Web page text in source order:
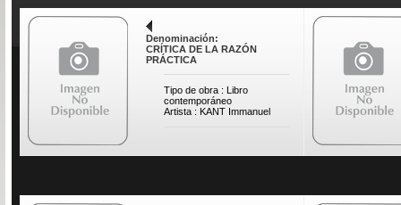
Denominación:
CRÍTICA DE LA RAZÓN
PRÁCTICA
Tipo de obra : Libro
contemporáneo
Artista : KANT Immanuel